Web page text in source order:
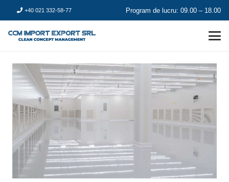
+40 021 332-58-77 Program de lucru: 09.00 – 18.00